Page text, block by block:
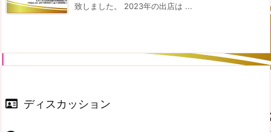
致しました。 2023年の出店は ...
ディスカッション